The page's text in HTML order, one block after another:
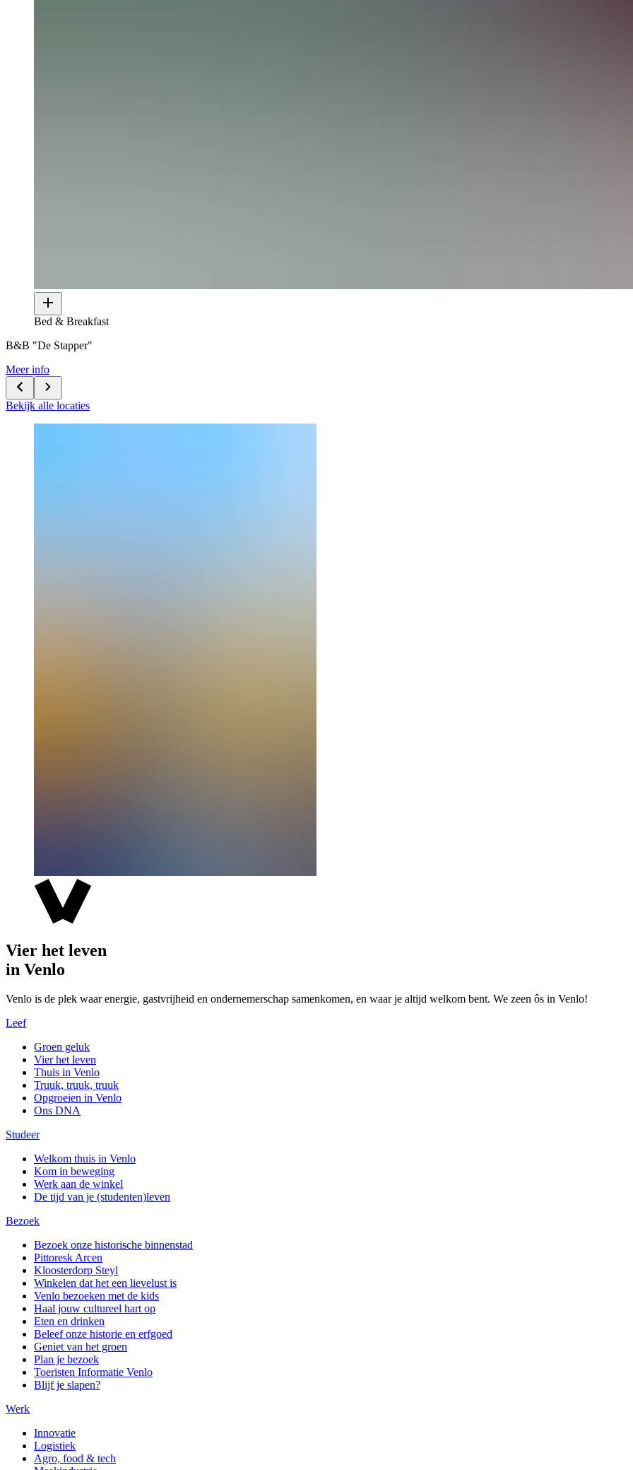
Bed & Breakfast
B&B "De Stapper"
Meer info
Bekijk alle locaties
Vier het leven
in Venlo
Venlo is de plek waar energie, gastvrijheid en ondernemerschap samenkomen, en waar je altijd welkom bent. We zeen ôs in Venlo!
Leef
Groen geluk
Vier het leven
Thuis in Venlo
Truuk, truuk, truuk
Opgroeien in Venlo
Ons DNA
Studeer
Welkom thuis in Venlo
Kom in beweging
Werk aan de winkel
De tijd van je (studenten)leven
Bezoek
Bezoek onze historische binnenstad
Pittoresk Arcen
Kloosterdorp Steyl
Winkelen dat het een lievelust is
Venlo bezoeken met de kids
Haal jouw cultureel hart op
Eten en drinken
Beleef onze historie en erfgoed
Geniet van het groen
Plan je bezoek
Toeristen Informatie Venlo
Blijf je slapen?
Werk
Innovatie
Logistiek
Agro, food & tech